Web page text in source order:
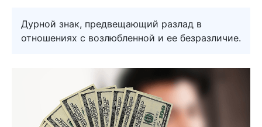
Дурной знак, предвещающий разлад в
отношениях с возлюбленной и ее безразличие.